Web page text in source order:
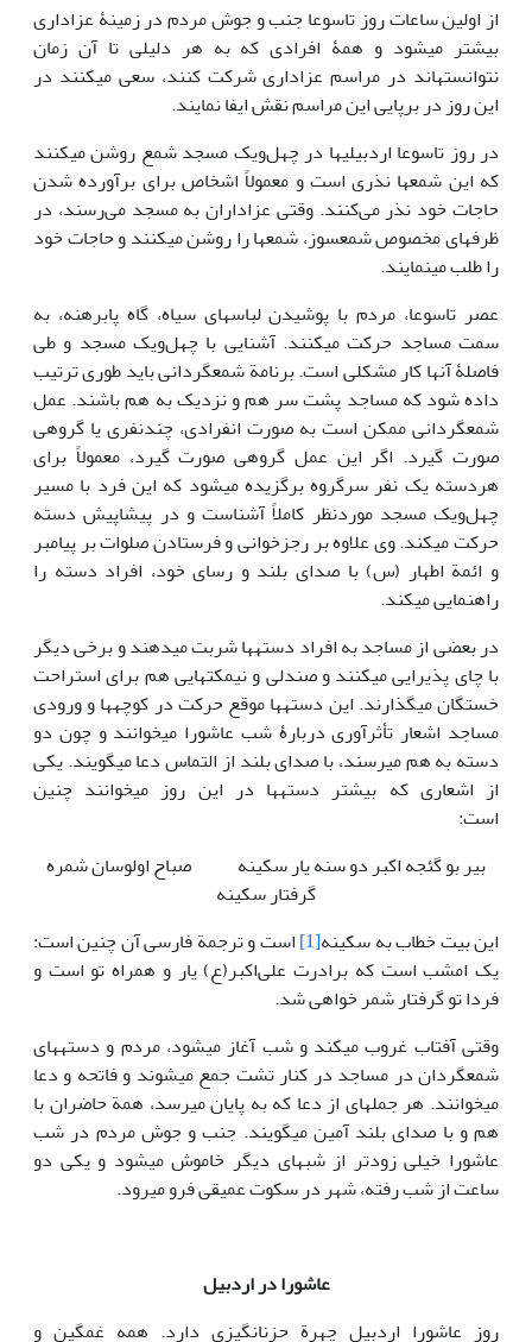
از اولین ساعات روز تاسوعا جنب و جوش مردم در زمینۀ عزاداری
بیشتر می‎شود و همۀ افرادی که به هر دلیلی تا آن زمان
نتوانسته‎اند در مراسم عزاداری شرکت کنند، سعی می‎کنند در
این روز در برپایی این مراسم نقش ایفا نمایند.
در روز تاسوعا اردبیلی‎ها در چهل‌ویک مسجد شمع روشن می‎کنند
که این شمع‎ها نذری است و معمولاً اشخاص برای برآورده شدن
حاجات خود نذر می‌کنند. وقتی عزاداران به مسجد می‌رسند، در
ظرف‎های مخصوص شمع‎سوز، شمع‎ها را روشن می‎کنند و حاجات خود
را طلب می‎نمایند.
عصر تاسوعا، مردم با پوشیدن لباس‎های سیاه، گاه پابرهنه، به
سمت مساجد حرکت می‎کنند. آشنایی با چهل‌ویک مسجد و طی
فاصلۀ آن‎ها کار مشکلی است. برنامة شمع‎گردانی باید طوری ترتیب
داده ‎شود که مساجد پشت سر هم و نزدیک به هم باشند. عمل
شمع‎گردانی ممکن است به صورت انفرادی، چندنفری یا گروهی
صورت گیرد. اگر این عمل گروهی صورت گیرد، معمولاً برای
هردسته یک نفر سرگروه برگزیده می‎شود که این فرد با مسیر
چهل‌ویک مسجد موردنظر کاملاً آشناست و در پیشاپیش دسته
حرکت می‎کند. وی علاوه بر رجزخوانی و فرستادن صلوات بر پیامبر
و ائمة اطهار (س) با صدای بلند و رسای خود، افراد دسته را
راهنمایی می‎کند.
در بعضی از مساجد به افراد دسته‎ها شربت می‎دهند و برخی دیگر
با چای پذیرایی می‎کنند و صندلی و نیمکت‎هایی هم برای استراحت
خستگان می‎گذارند. این دسته‎ها موقع حرکت در کوچه‎ها و ورودی
مساجد اشعار تأثرآوری دربارۀ شب عاشورا می‎خوانند و چون دو
دسته به هم می‎رسند، با صدای بلند از التماس دعا می‎گویند. یکی
از اشعاری که بیشتر دسته‎ها در این روز می‎خوانند چنین
است:
بیر بو گئجه اکبر دو سنه یار سکینه صباح اولوسان شمره
گرفتار سکینه
این بیت خطاب به سکینه[1] است و ترجمة فارسی آن چنین است:
یک امشب است که برادرت علی‌اکبر(ع) یار و همراه تو است و
فردا تو گرفتار شمر خواهی شد.
وقتی آفتاب غروب می‎کند و شب آغاز می‎شود، مردم و دسته‎های
شمع‎گردان در مساجد در کنار تشت جمع می‎شوند و فاتحه و دعا
می‎خوانند. هر جمله‎ای از دعا که به پایان می‎رسد، همة حاضران با
هم و با صدای بلند آمین می‎گویند. جنب و جوش مردم در شب
عاشورا خیلی زودتر از شب‎های دیگر خاموش می‎شود و یکی دو
ساعت از شب رفته، شهر در سکوت عمیقی فرو می‎رود.
عاشورا در اردبیل
روز عاشورا اردبیل چهرة حزن‎انگیزی دارد. همه غمگین و